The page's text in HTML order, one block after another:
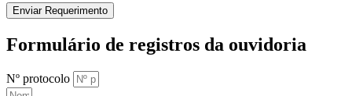
Enviar Requerimento
Formulário de registros da ouvidoria
Nº protocolo